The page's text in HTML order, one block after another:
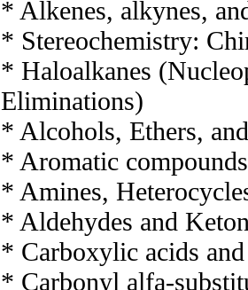
* Alkenes, alkynes,
* Stereochemistry:
* Haloalkanes
Eliminations)
* Alcohols, Ethers,
* Aromatic
* Amines,
* Aldehydes and
* Carboxylic acids
* Carbonyl alfa-